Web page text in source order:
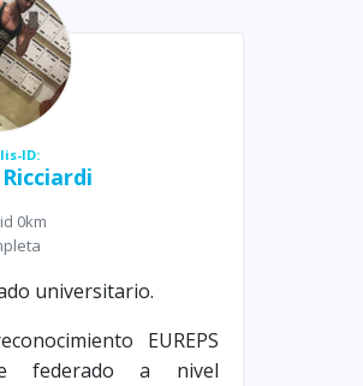
ID:
0km
universitario.
EUREPS
federado a nivel